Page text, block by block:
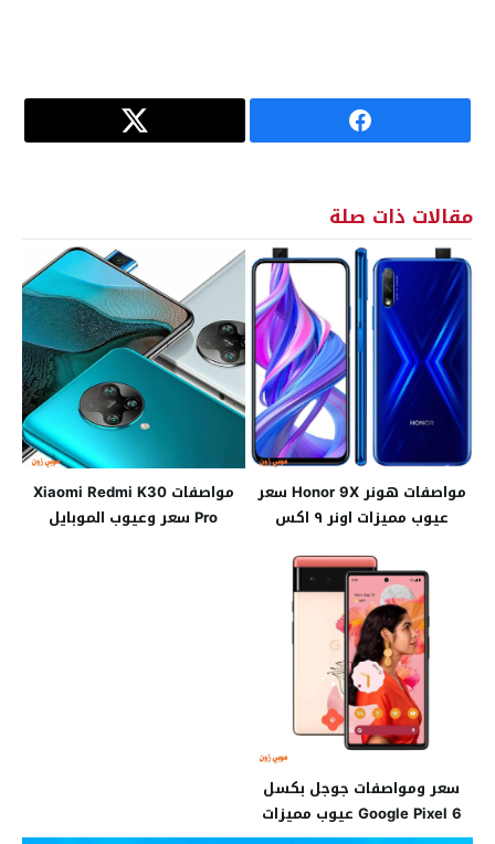
مقالات ذات صلة
مواصفات هونر Honor 9X سعر
عيوب مميزات اونر ٩ اكس
مواصفات Xiaomi Redmi K30
Pro سعر وعيوب الموبايل
سعر ومواصفات جوجل بكسل
Google Pixel 6 عيوب مميزات